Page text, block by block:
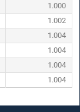
1.000
1.002
1.004
1.004
1.004
1.004